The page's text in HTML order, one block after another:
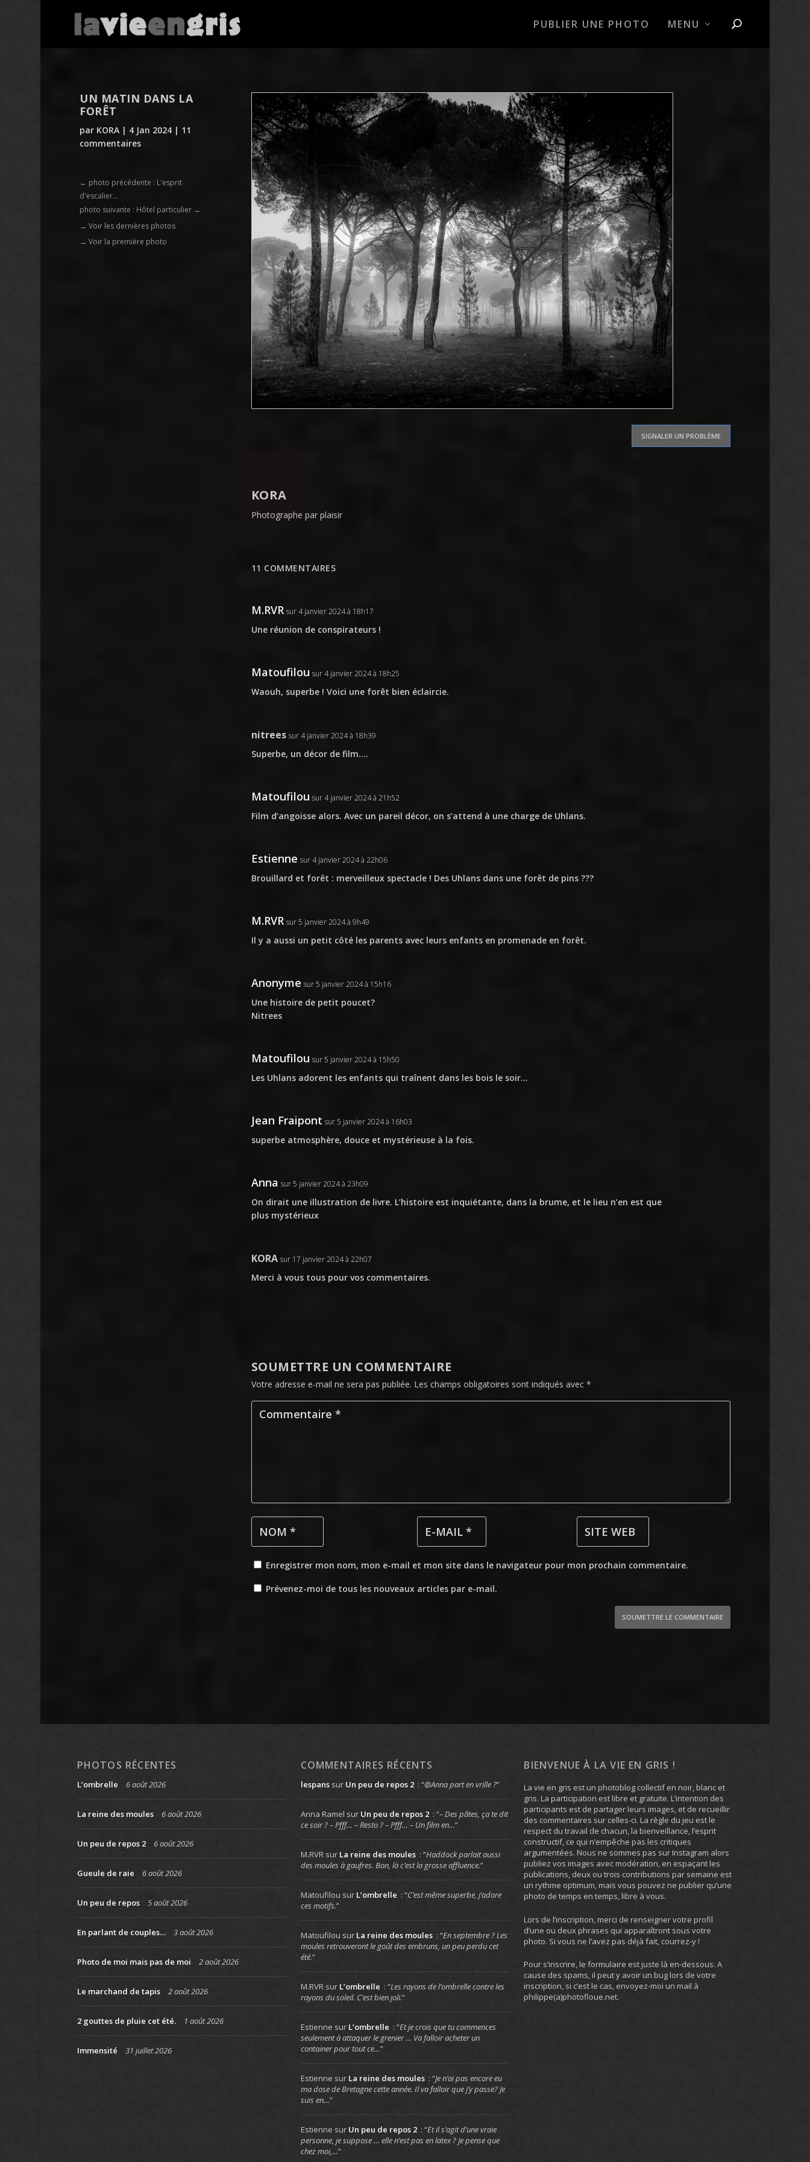
PUBLIER UNE PHOTO MENU
UN MATIN DANS LA
FORÊT
par KORA | 4 Jan 2024 | 11
commentaires
← photo précédente : L'esprit
d'escalier...
photo suivante : Hôtel particulier →
→ Voir les dernières photos
→ Voir la première photo
SIGNALER UN PROBLÈME
KORA
Photographe par plaisir
11 COMMENTAIRES
M.RVR sur 4 janvier 2024 à 18h17
Une réunion de conspirateurs !
Matoufilou sur 4 janvier 2024 à 18h25
Waouh, superbe ! Voici une forêt bien éclaircie.
nitrees sur 4 janvier 2024 à 18h39
Superbe, un décor de film….
Matoufilou sur 4 janvier 2024 à 21h52
Film d’angoisse alors. Avec un pareil décor, on s’attend à une charge de Uhlans.
Estienne sur 4 janvier 2024 à 22h06
Brouillard et forêt : merveilleux spectacle ! Des Uhlans dans une forêt de pins ???
M.RVR sur 5 janvier 2024 à 9h49
Il y a aussi un petit côté les parents avec leurs enfants en promenade en forêt.
Anonyme sur 5 janvier 2024 à 15h16
Une histoire de petit poucet?
Nitrees
Matoufilou sur 5 janvier 2024 à 15h50
Les Uhlans adorent les enfants qui traînent dans les bois le soir…
Jean Fraipont sur 5 janvier 2024 à 16h03
superbe atmosphère, douce et mystérieuse à la fois.
Anna sur 5 janvier 2024 à 23h09
On dirait une illustration de livre. L’histoire est inquiétante, dans la brume, et le lieu n’en est que
plus mystérieux
KORA sur 17 janvier 2024 à 22h07
Merci à vous tous pour vos commentaires.
SOUMETTRE UN COMMENTAIRE
Votre adresse e-mail ne sera pas publiée. Les champs obligatoires sont indiqués avec *
Enregistrer mon nom, mon e-mail et mon site dans le navigateur pour mon prochain commentaire.
Prévenez-moi de tous les nouveaux articles par e-mail.
SOUMETTRE LE COMMENTAIRE
PHOTOS RÉCENTES
L’ombrelle 6 août 2026
La reine des moules 6 août 2026
Un peu de repos 2 6 août 2026
Gueule de raie 6 août 2026
Un peu de repos 5 août 2026
En parlant de couples… 3 août 2026
Photo de moi mais pas de moi 2 août 2026
Le marchand de tapis 2 août 2026
2 gouttes de pluie cet été. 1 août 2026
Immensité 31 juillet 2026
COMMENTAIRES RÉCENTS
lespanssur Un peu de repos 2 : “@Anna part en vrille ?”
Anna Ramel sur Un peu de repos 2 : “– Des pâtes, ça te dit
ce soir ? – Pfff… – Resto ? – Pfff… – Un film en…”
M.RVRsur La reine des moules : “Haddock parlait aussi
des moules à gaufres. Bon, là c’est la grosse affluence.”
Matoufilou sur L’ombrelle : “C’est même superbe, j’adore
ces motifs.”
Matoufilou sur La reine des moules : “En septembre ? Les
moules retrouveront le goût des embruns, un peu perdu cet
été.”
M.RVRsur L’ombrelle : “Les rayons de l’ombrelle contre les
rayons du soleil. C’est bien joli.”
Estienne sur L’ombrelle : “Et je crois que tu commences
seulement à attaquer le grenier … Va falloir acheter un
container pour tout ce…”
Estienne sur La reine des moules : “Je n’ai pas encore eu
ma dose de Bretagne cette année. Il va falloir que j’y passe? Je
suis en…”
Estienne sur Un peu de repos 2 : “Et il s’agit d’une vraie
personne, je suppose … elle n’est pas en latex ? Je pense que
chez moi,…”
BIENVENUE À LA VIE EN GRIS !
La vie en gris est un photoblog collectif en noir, blanc et
gris. La participation est libre et gratuite. L’intention des
participants est de partager leurs images, et de recueillir
des commentaires sur celles-ci. La règle du jeu est le
respect du travail de chacun, la bienveillance, l’esprit
constructif, ce qui n’empêche pas les critiques
argumentées. Nous ne sommes pas sur Instagram alors
publiez vos images avec modération, en espaçant les
publications, deux ou trois contributions par semaine est
un rythme optimum, mais vous pouvez ne publier qu’une
photo de temps en temps, libre à vous.
Lors de l’inscription, merci de renseigner votre profil
d’une ou deux phrases qui apparaîtront sous votre
photo. Si vous ne l’avez pas déjà fait, courrez-y !
Pour s’inscrire, le formulaire est juste là en-dessous. A
cause des spams, il peut y avoir un bug lors de votre
inscription, si c’est le cas, envoyez-moi un mail à
philippe(a)photofloue.net.